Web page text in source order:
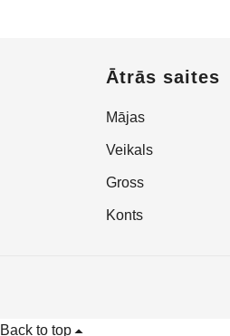
Ātrās saites
Mājas
Veikals
Gross
Konts
Back to top